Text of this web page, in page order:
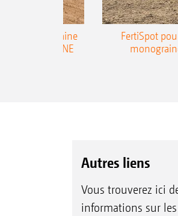
monograine
TCC AMAZONE
FertiSpot
Autres liens
Vous trouverez ici
informations sur